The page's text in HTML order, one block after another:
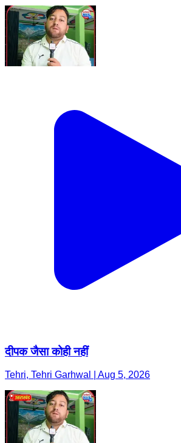
दीपक जैसा कोही नहीं
Tehri, Tehri Garhwal | Aug 5, 2026